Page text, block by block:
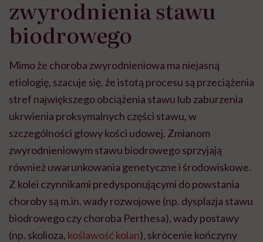
zwyrodnienia stawu
biodrowego
Mimo że choroba zwyrodnieniowa ma niejasną
etiologię, szacuje się, że istotą procesu są przeciążenia
stref największego obciążenia stawu lub zaburzenia
ukrwienia proksymalnych części stawu, w
szczególności głowy kości udowej. Zmianom
zwyrodnieniowym stawu biodrowego sprzyjają
również uwarunkowania genetyczne i środowiskowe.
Z kolei czynnikami predysponującymi do powstania
choroby są m.in. wady rozwojowe (np. dysplazja stawu
biodrowego czy choroba Perthesa), wady postawy
(np. skolioza, koślawość kolan), skrócenie kończyny